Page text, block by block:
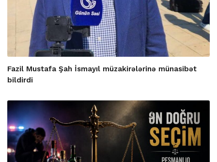
Fazil Mustafa Şah İsmayıl müzakirələrinə münasibət
bildirdi